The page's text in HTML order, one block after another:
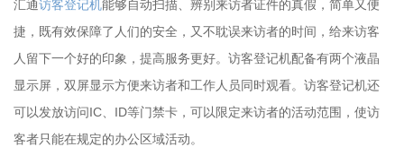
汇通访客登记机能够自动扫描、辨别来访者证件的真假，简单又便
捷，既有效保障了人们的安全，又不耽误来访者的时间，给来访客
人留下一个好的印象，提高服务更好。访客登记机配备有两个液晶
显示屏，双屏显示方便来访者和工作人员同时观看。访客登记机还
可以发放访问IC、ID等门禁卡，可以限定来访者的活动范围，使访
客者只能在规定的办公区域活动。